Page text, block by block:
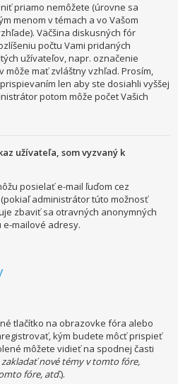
priamo nemôžete (úrovne sa
menom v témach a vo Vašom
Väčšina diskusných fór
počtu Vami pridaných
užívateľov, napr. označenie
mať zvláštny vzhľad. Prosím,
len aby ste dosiahli vyššej
potom môže počet Vašich
užívateľa, som vyzvaný k
posielať e-mail ľuďom cez
administrátor túto možnosť
zbaviť sa otravných anonymných
mailové adresy.
tlačítko na obrazovke fóra alebo
kým budete môcť prispieť
môžete vidieť na spodnej časti
nové témy v tomto fóre,
fóre, atď.).